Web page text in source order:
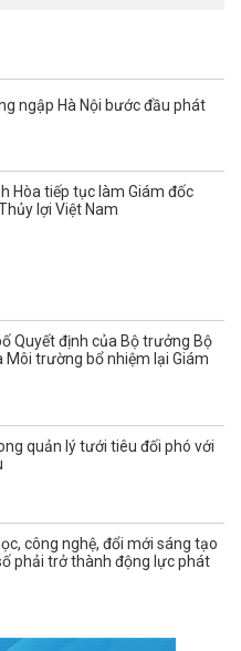
ngập Hà Nội bước đầu phát
Hòa tiếp tục làm Giám đốc
lợi Việt Nam
Quyết định của Bộ trưởng Bộ
Môi trường bổ nhiệm lại Giám
quản lý tưới tiêu đối phó với
công nghệ, đổi mới sáng tạo
phải trở thành động lực phát